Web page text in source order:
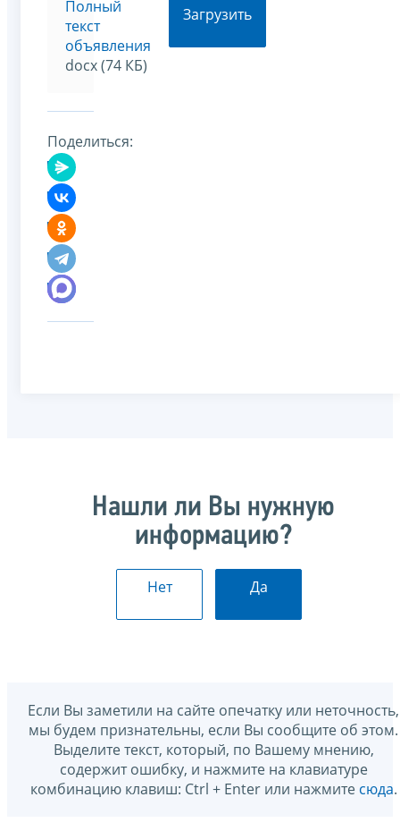
Полный
текст
объявления
docx (74 КБ)
Загрузить
Поделиться:
Нашли ли Вы нужную
информацию?
Нет Да
Если Вы заметили на сайте опечатку или неточность,
мы будем признательны, если Вы сообщите об этом.
Выделите текст, который, по Вашему мнению,
содержит ошибку, и нажмите на клавиатуре
комбинацию клавиш: Ctrl + Enter или нажмите сюда.